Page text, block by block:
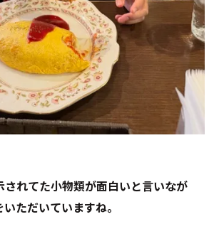
されてた小物類が面白いと言いなが
ただいていますね。